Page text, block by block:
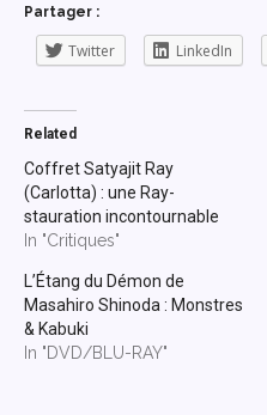
Partager :
Twitter LinkedIn
Related
Coffret Satyajit Ray
(Carlotta) : une Ray-
stauration incontournable
In "Critiques"
L’Étang du Démon de
Masahiro Shinoda : Monstres
& Kabuki
In "DVD/BLU-RAY"